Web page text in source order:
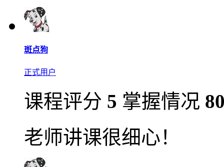
斑点狗
正式用户
课程评分 5 掌握情况
老师讲课很细心！